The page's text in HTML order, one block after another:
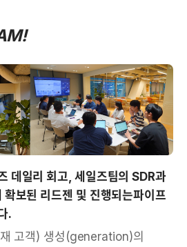
데일리 회고, 세일즈팀의 SDR과
보된 리드젠 및 진행되는파이프
.
고객) 생성(generation)의